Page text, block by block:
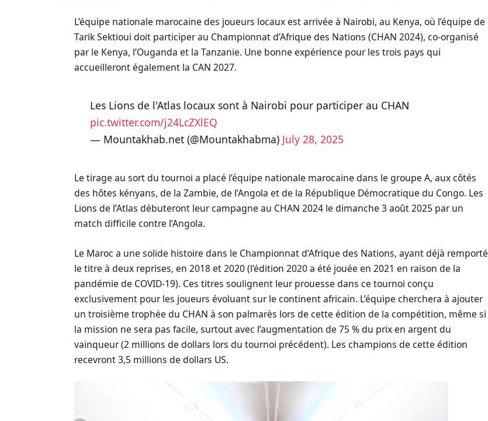
L’équipe nationale marocaine des joueurs locaux est arrivée à Nairobi, au Kenya, où l’équipe de
Tarik Sektioui doit participer au Championnat d’Afrique des Nations (CHAN 2024), co-organisé
par le Kenya, l’Ouganda et la Tanzanie. Une bonne expérience pour les trois pays qui
accueilleront également la CAN 2027.
Les Lions de l'Atlas locaux sont à Nairobi pour participer au CHAN
pic.twitter.com/j24LcZXlEQ
— Mountakhab.net (@Mountakhabma) July 28, 2025
Le tirage au sort du tournoi a placé l’équipe nationale marocaine dans le groupe A, aux côtés
des hôtes kényans, de la Zambie, de l’Angola et de la République Démocratique du Congo. Les
Lions de l’Atlas débuteront leur campagne au CHAN 2024 le dimanche 3 août 2025 par un
match difficile contre l’Angola.
Le Maroc a une solide histoire dans le Championnat d’Afrique des Nations, ayant déjà remporté
le titre à deux reprises, en 2018 et 2020 (l’édition 2020 a été jouée en 2021 en raison de la
pandémie de COVID-19). Ces titres soulignent leur prouesse dans ce tournoi conçu
exclusivement pour les joueurs évoluant sur le continent africain. L’équipe cherchera à ajouter
un troisième trophée du CHAN à son palmarès lors de cette édition de la compétition, même si
la mission ne sera pas facile, surtout avec l’augmentation de 75 % du prix en argent du
vainqueur (2 millions de dollars lors du tournoi précédent). Les champions de cette édition
recevront 3,5 millions de dollars US.